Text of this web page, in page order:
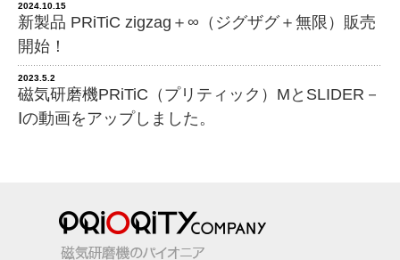
2024.10.15
新製品 PRiTiC zigzag＋∞（ジグザグ＋無限）販売
開始！
2023.5.2
磁気研磨機PRiTiC（プリティック）MとSLIDER－
Ⅰの動画をアップしました。